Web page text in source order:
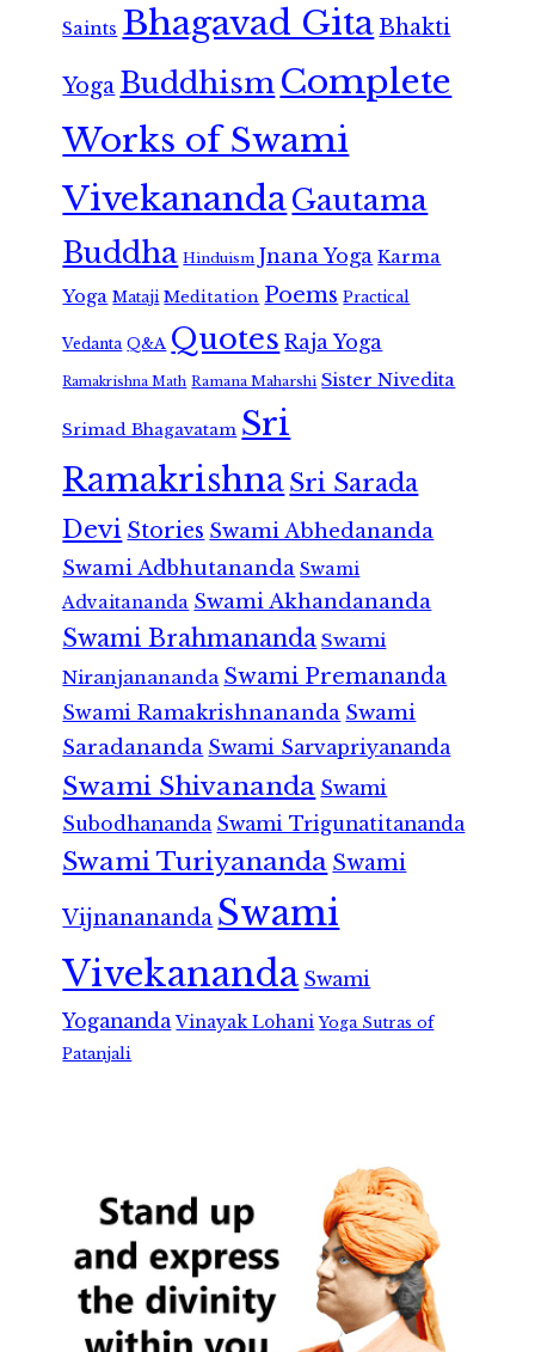
Saints Bhagavad GitaBhakti
Yoga Buddhism Complete
Works of Swami
VivekanandaGautama
Buddha Hinduism Jnana Yoga Karma
Yoga Mataji Meditation Poems Practical
Vedanta Q&A Quotes Raja Yoga
Ramakrishna Math Ramana Maharshi Sister Nivedita
Srimad Bhagavatam Sri
RamakrishnaSri Sarada
Devi Stories Swami Abhedananda
Swami Adbhutananda Swami
Advaitananda Swami Akhandananda
Swami Brahmananda Swami
Niranjanananda Swami Premananda
Swami Ramakrishnananda Swami
Saradananda Swami Sarvapriyananda
Swami Shivananda Swami
Subodhananda Swami Trigunatitananda
Swami Turiyananda Swami
Vijnanananda Swami
Vivekananda Swami
Yogananda Vinayak Lohani Yoga Sutras of
Patanjali